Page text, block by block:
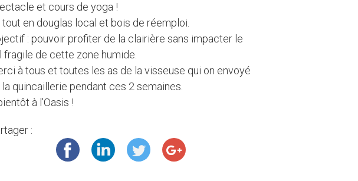
et cours de yoga !
tout en douglas local et bois de réemploi.
: pouvoir profiter de la clairière sans impacter le
fragile de cette zone humide.
à tous et toutes les as de la visseuse qui on envoyé
la quincaillerie pendant ces 2 semaines.
à l'Oasis !
: